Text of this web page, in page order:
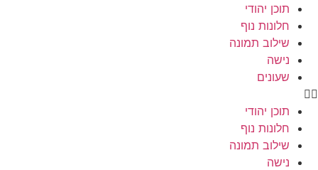
תוכן יהודי
חלונות נוף
שילוב תמונה
נישה
שעונים
תוכן יהודי
חלונות נוף
שילוב תמונה
נישה